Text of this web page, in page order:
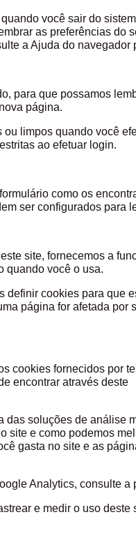
você sair do
as preferências do
a Ajuda do navegador
para que possamos
página.
limpos quando você
e áreas
como os
ser configurados para
site, fornecemos a
quando você o usa.
definir cookies para que
uma página for
cookies fornecidos por
encontrar através deste
das soluções de análise
site e como podemos
gasta no site e as
Analytics, consulte
e medir o uso